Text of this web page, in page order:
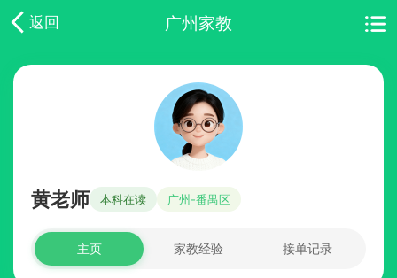
返回 广州家教
黄老师 本科在读 广州-番禺区
主页 家教经验 接单记录